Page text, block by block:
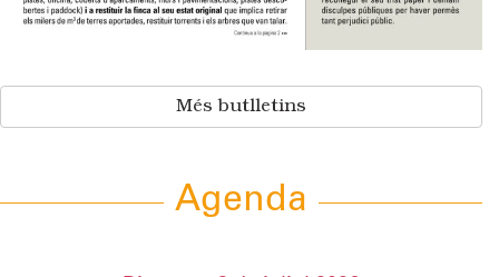
Més butlletins
Agenda